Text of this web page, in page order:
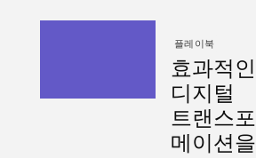
플레이북
효과적인
디지털
트랜스포
메이션을